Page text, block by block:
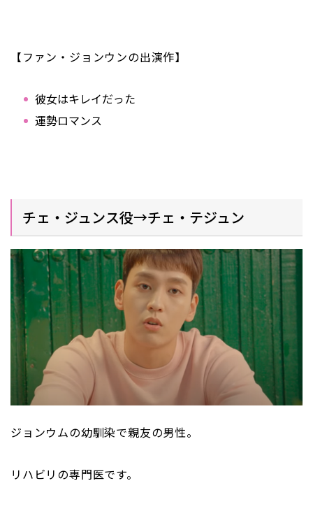
【ファン・ジョンウンの出演作】
彼女はキレイだった
運勢ロマンス
チェ・ジュンス役→チェ・テジュン
ジョンウムの幼馴染で親友の男性。
リハビリの専門医です。